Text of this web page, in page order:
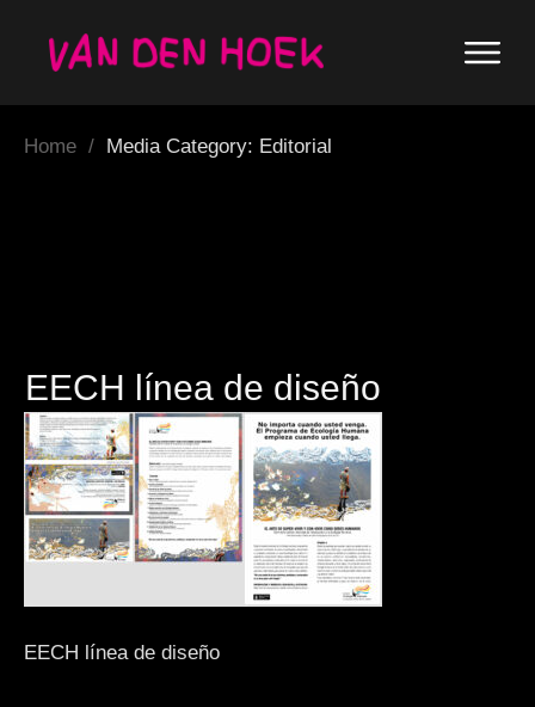
Home / Media Category: Editorial
EECH línea de diseño
EECH línea de diseño